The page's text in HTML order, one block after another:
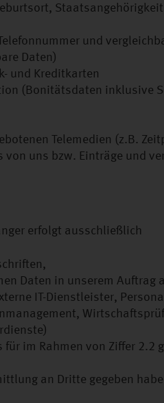
und
Daten)
und Kreditkarten
(Bonitätsdaten inklusive
Telemedien (z.B.
uns bzw. Einträge und
erfolgt ausschließlich
Daten in unserem Auftrag
IT-Dienstleister,
im Rahmen von Ziffer 2.2
an Dritte gegeben